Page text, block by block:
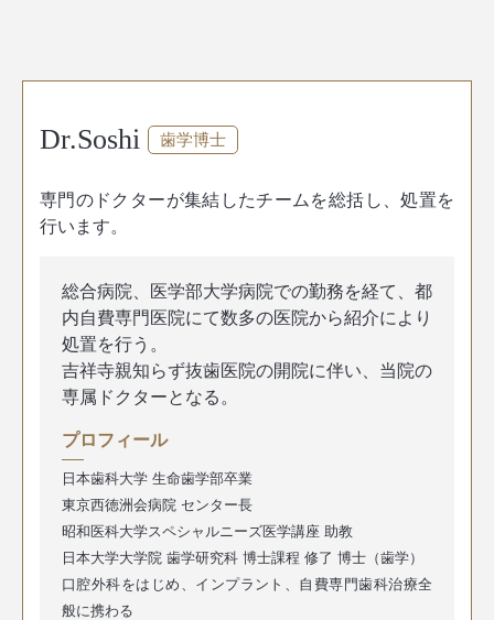
Dr.Soshi 歯学博士
専門のドクターが集結したチームを総括し、処置を
行います。
総合病院、医学部大学病院での勤務を経て、都
内自費専門医院にて数多の医院から紹介により
処置を行う。
吉祥寺親知らず抜歯医院の開院に伴い、当院の
専属ドクターとなる。
プロフィール
日本歯科大学 生命歯学部卒業
東京西徳洲会病院 センター長
昭和医科大学スペシャルニーズ医学講座 助教
日本大学大学院 歯学研究科 博士課程 修了 博士（歯学）
口腔外科をはじめ、インプラント、自費専門歯科治療全
般に携わる